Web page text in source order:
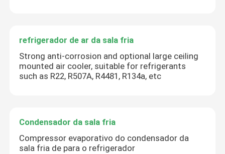
refrigerador de ar da sala fria
Strong anti-corrosion and optional large ceiling
mounted air cooler, suitable for refrigerants
such as R22, R507A, R4481, R134a, etc
Condensador da sala fria
Compressor evaporativo do condensador da
sala fria de para o refrigerador